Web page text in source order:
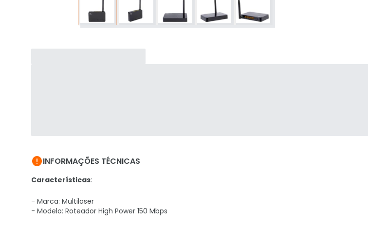
INFORMAÇÕES TÉCNICAS
Características:
- Marca: Multilaser
- Modelo: Roteador High Power 150 Mbps